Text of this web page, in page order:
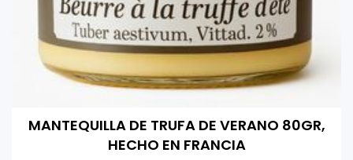
MANTEQUILLA DE TRUFA DE VERANO 80GR,
HECHO EN FRANCIA